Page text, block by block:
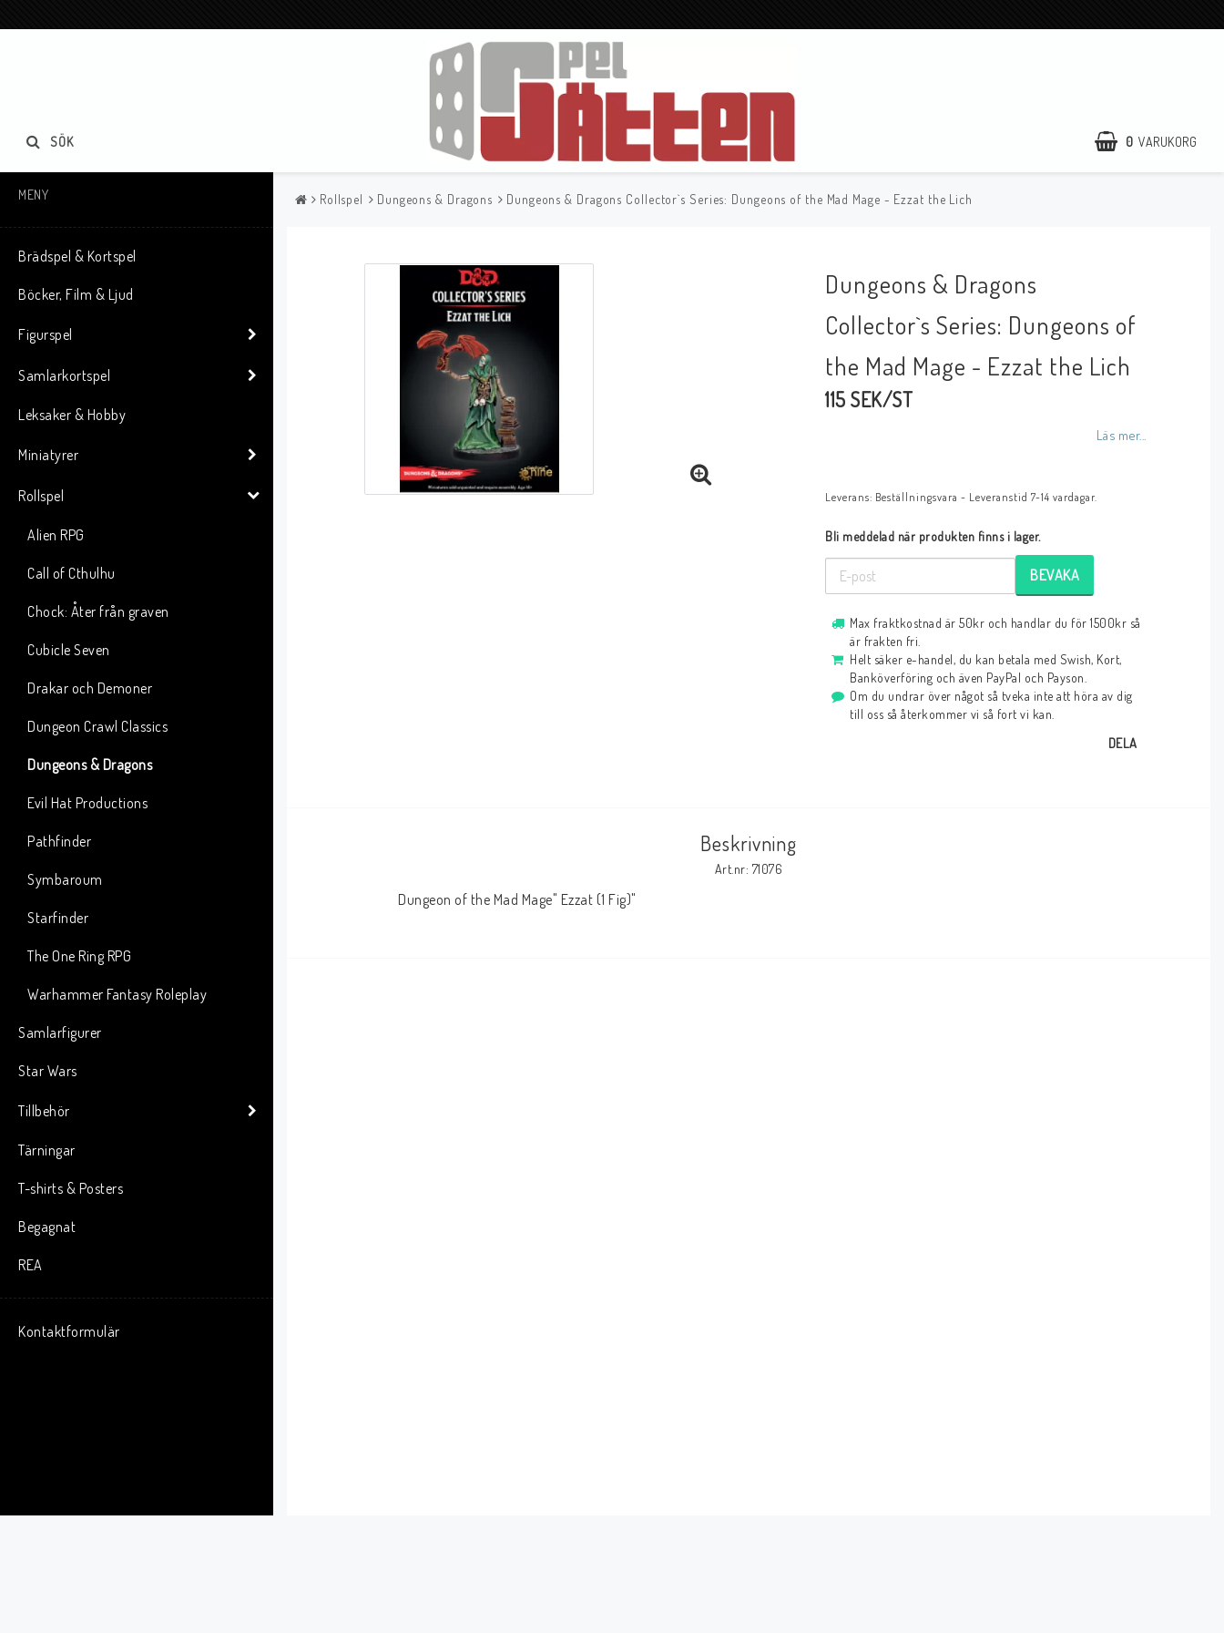
0 VARUKORG
SÖK
MENY
Brädspel & Kortspel
Böcker, Film & Ljud
Figurspel
Samlarkortspel
Leksaker & Hobby
Miniatyrer
Rollspel
Alien RPG
Call of Cthulhu
Chock: Åter från graven
Cubicle Seven
Drakar och Demoner
Dungeon Crawl Classics
Dungeons & Dragons
Evil Hat Productions
Pathfinder
Symbaroum
Starfinder
The One Ring RPG
Warhammer Fantasy Roleplay
Samlarfigurer
Star Wars
Tillbehör
Tärningar
T-shirts & Posters
Begagnat
REA
Kontaktformulär
Rollspel Dungeons & Dragons Dungeons & Dragons Collector`s Series: Dungeons of the Mad Mage - Ezzat the Lich
Dungeons & Dragons
Collector`s Series: Dungeons of
the Mad Mage - Ezzat the Lich
115 SEK/ST
Läs mer...
Leverans: Beställningsvara - Leveranstid 7-14 vardagar.
Bli meddelad när produkten finns i lager.
BEVAKA
Max fraktkostnad är 50kr och handlar du för 1500kr så
är frakten fri.
Helt säker e-handel, du kan betala med Swish, Kort,
Banköverföring och även PayPal och Payson.
Om du undrar över något så tveka inte att höra av dig
till oss så återkommer vi så fort vi kan.
DELA
Beskrivning
Art.nr: 71076
Dungeon of the Mad Mage" Ezzat (1 Fig)"